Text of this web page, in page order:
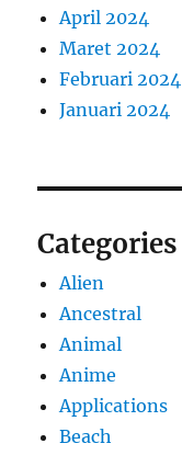
April 2024
Maret 2024
Februari 2024
Januari 2024
Categories
Alien
Ancestral
Animal
Anime
Applications
Beach